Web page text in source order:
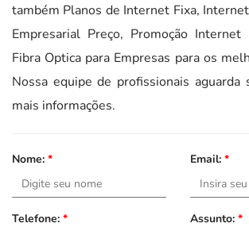
também Planos de Internet Fixa,
Empresarial Preço, Promoção
Fibra Optica para Empresas para os
Nossa equipe de profissionais aguarda
mais informações.
Nome: * Email: *
Telefone: * Assunto: *